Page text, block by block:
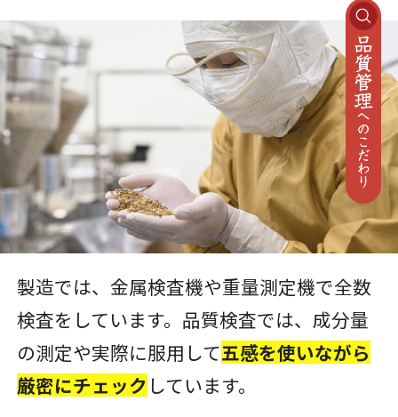
製造では、金属検査機や重量測定機で全数
検査をしています。品質検査では、成分量
の測定や実際に服用して五感を使いながら
厳密にチェック しています。